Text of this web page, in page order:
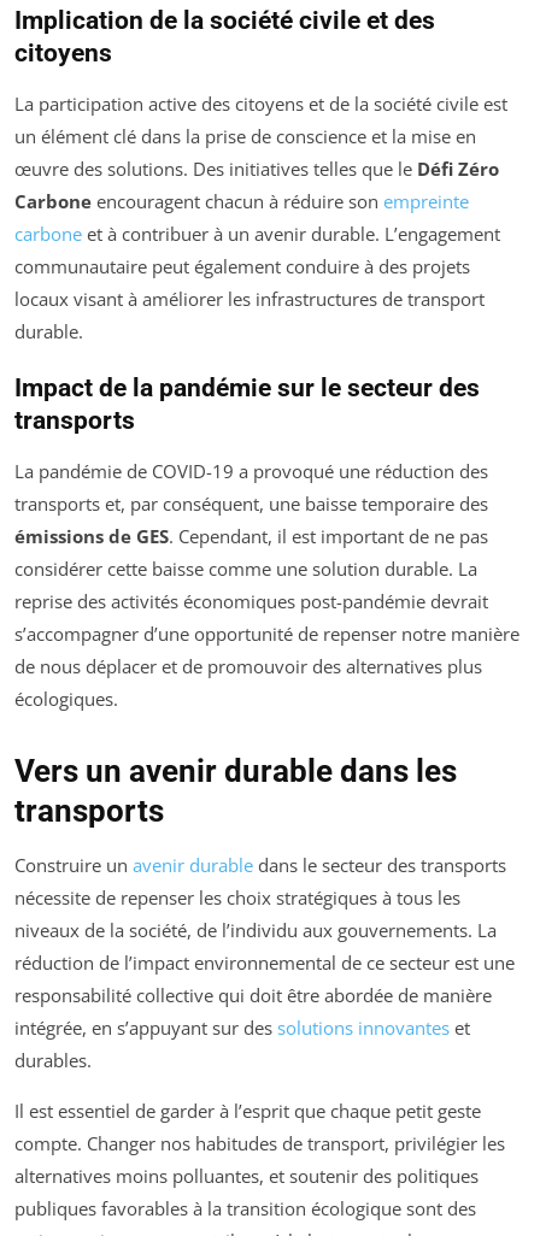
Implication de la société civile et des
citoyens
La participation active des citoyens et de la société civile est
un élément clé dans la prise de conscience et la mise en
œuvre des solutions. Des initiatives telles que le Défi Zéro
Carbone encouragent chacun à réduire son empreinte
carbone et à contribuer à un avenir durable. L’engagement
communautaire peut également conduire à des projets
locaux visant à améliorer les infrastructures de transport
durable.
Impact de la pandémie sur le secteur des
transports
La pandémie de COVID-19 a provoqué une réduction des
transports et, par conséquent, une baisse temporaire des
émissions de GES. Cependant, il est important de ne pas
considérer cette baisse comme une solution durable. La
reprise des activités économiques post-pandémie devrait
s’accompagner d’une opportunité de repenser notre manière
de nous déplacer et de promouvoir des alternatives plus
écologiques.
Vers un avenir durable dans les
transports
Construire un avenir durable dans le secteur des transports
nécessite de repenser les choix stratégiques à tous les
niveaux de la société, de l’individu aux gouvernements. La
réduction de l’impact environnemental de ce secteur est une
responsabilité collective qui doit être abordée de manière
intégrée, en s’appuyant sur des solutions innovantes et
durables.
Il est essentiel de garder à l’esprit que chaque petit geste
compte. Changer nos habitudes de transport, privilégier les
alternatives moins polluantes, et soutenir des politiques
publiques favorables à la transition écologique sont des